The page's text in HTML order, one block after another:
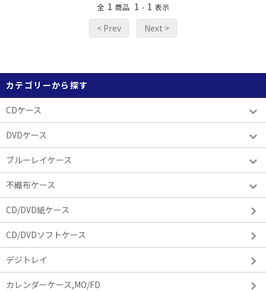
全 1 商品 1 - 1 表示
< Prev Next >
カテゴリーから探す
CDケース
DVDケース
ブルーレイケース
不織布ケース
CD/DVD紙ケース
CD/DVDソフトケース
デジトレイ
カレンダーケース,MO/FD